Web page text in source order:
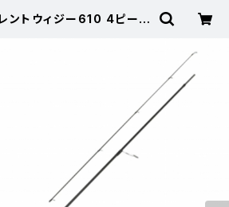
ントウィジー610 4ピース